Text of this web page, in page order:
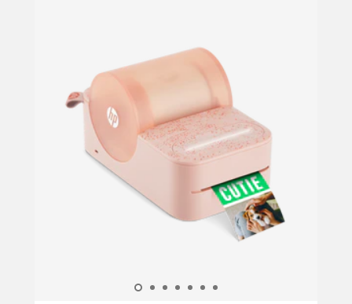
yaratımlarınızı filtreler, çıkartmalar, metin ve
daha fazlası ile kolayca özelleştirebilirsiniz.
Önceden ayarlanmış şablonlardan seçim
yapmak, kendi başınıza yaratıcı olmak veya
anında photobooth şeritleri oluşturmak için
uygulamayı kullanın.
Güzel kreasyonlar, zink sıfır mürekkep
teknolojisine sahip pahalı mürekkep ve
tonerlere ihtiyaç duymadan anında yazdırılır.
Yapışkan destekli baskılarınız leke geçirmez,
suya dayanıklı ve yırtılmaya karşı dayanıklıdır,
böylece tasarımlarınızı her yerde eğlenceli,
kişiselleştirilmiş bir yetenek eklemek ve
zamanlara ve iyi el sanatlarına izin verin! "